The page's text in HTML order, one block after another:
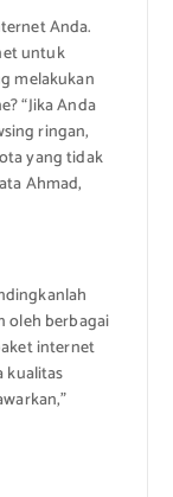
Anda.
untuk
melakukan
“Jika Anda
ringan,
yang tidak
Ahmad,
oleh berbagai
internet
kualitas